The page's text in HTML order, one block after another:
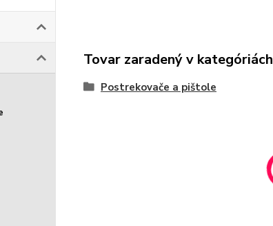
Tovar zaradený v kategóriách
Postrekovače a pištole